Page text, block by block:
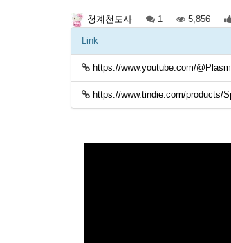
청계천도사 1 5,856
Link
https://www.youtube.com/
https://www.tindie.com/products/